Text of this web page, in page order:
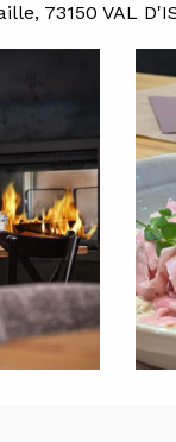
73150 VAL